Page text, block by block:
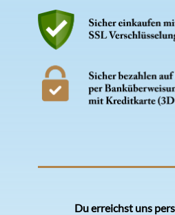
Du erreichst uns